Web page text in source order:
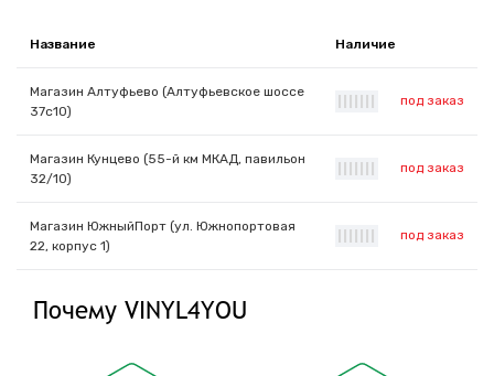
Название Наличие
Магазин Алтуфьево (Алтуфьевское шоссе
37с10)
под заказ
Магазин Кунцево (55-й км МКАД, павильон
32/10)
под заказ
Магазин ЮжныйПорт (ул. Южнопортовая
22, корпус 1)
под заказ
Почему VINYL4YOU